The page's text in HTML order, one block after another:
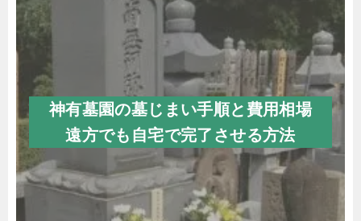
神有墓園の墓じまい手順と費用相場
遠方でも自宅で完了させる方法